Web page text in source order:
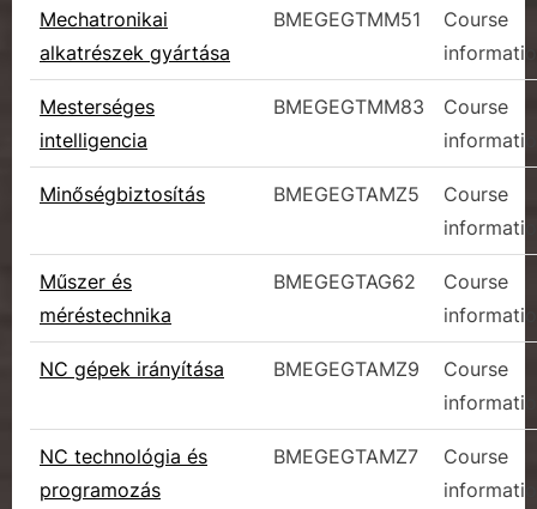
Mechatronikai
alkatrészek gyártása
BMEGEGTMM51
Course
Mesterséges
intelligencia
BMEGEGTMM83
Course
Minőségbiztosítás BMEGEGTAMZ5
Course
Műszer és
méréstechnika
BMEGEGTAG62
Course
NC gépek irányítása BMEGEGTAMZ9
Course
NC technológia és
programozás
BMEGEGTAMZ7
Course